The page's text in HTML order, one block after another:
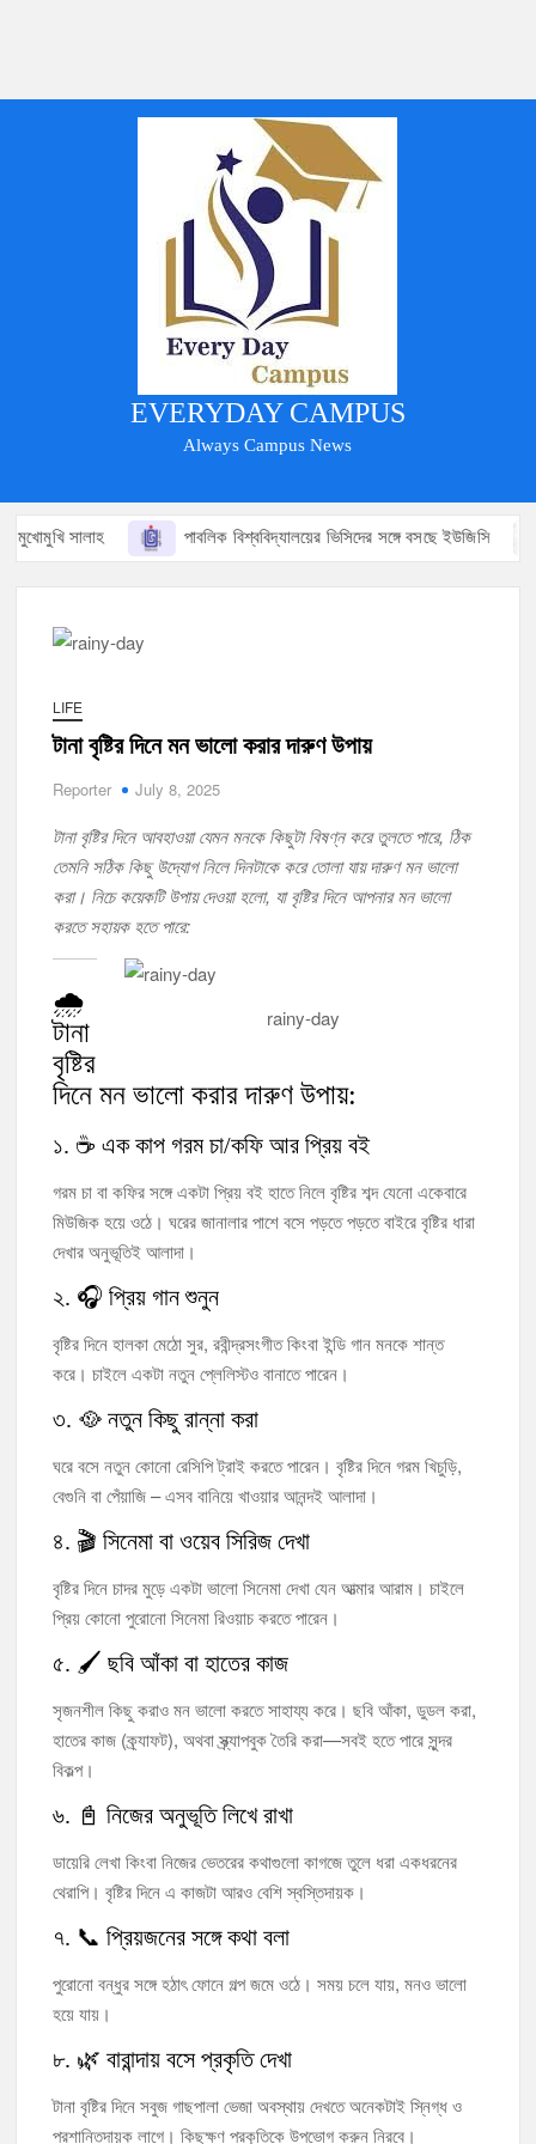
EVERYDAY CAMPUS
Always Campus News
সালাহ পাবলিক বিশ্ববিদ্যালয়ের ভিসিদের সঙ্গে বসছে ইউজিসি
LIFE
টানা বৃষ্টির দিনে মন ভালো করার দারুণ উপায়
Reporter July 8, 2025
টানা বৃষ্টির দিনে আবহাওয়া যেমন মনকে কিছুটা বিষণ্ন করে তুলতে পারে, ঠিক
তেমনি সঠিক কিছু উদ্যোগ নিলে দিনটাকে করে তোলা যায় দারুণ মন ভালো
করা। নিচে কয়েকটি উপায় দেওয়া হলো, যা বৃষ্টির দিনে আপনার মন ভালো
করতে সহায়ক হতে পারে:
rainy-day
🌧️
টানা
বৃষ্টির
দিনে মন ভালো করার দারুণ উপায়:
১. ☕ এক কাপ গরম চা/কফি আর প্রিয় বই
গরম চা বা কফির সঙ্গে একটা প্রিয় বই হাতে নিলে বৃষ্টির শব্দ যেনো একেবারে
মিউজিক হয়ে ওঠে। ঘরের জানালার পাশে বসে পড়তে পড়তে বাইরে বৃষ্টির ধারা
দেখার অনুভূতিই আলাদা।
২. 🎧 প্রিয় গান শুনুন
বৃষ্টির দিনে হালকা মেঠো সুর, রবীন্দ্রসংগীত কিংবা ইন্ডি গান মনকে শান্ত
করে। চাইলে একটা নতুন প্লেলিস্টও বানাতে পারেন।
৩. 🥘 নতুন কিছু রান্না করা
ঘরে বসে নতুন কোনো রেসিপি ট্রাই করতে পারেন। বৃষ্টির দিনে গরম খিচুড়ি,
বেগুনি বা পেঁয়াজি – এসব বানিয়ে খাওয়ার আনন্দই আলাদা।
৪. 🎬 সিনেমা বা ওয়েব সিরিজ দেখা
বৃষ্টির দিনে চাদর মুড়ে একটা ভালো সিনেমা দেখা যেন আত্মার আরাম। চাইলে
প্রিয় কোনো পুরোনো সিনেমা রিওয়াচ করতে পারেন।
৫. 🖌️ ছবি আঁকা বা হাতের কাজ
সৃজনশীল কিছু করাও মন ভালো করতে সাহায্য করে। ছবি আঁকা, ডুডল করা,
হাতের কাজ (ক্র্যাফট), অথবা স্ক্র্যাপবুক তৈরি করা—সবই হতে পারে সুন্দর
বিকল্প।
৬. 📓 নিজের অনুভূতি লিখে রাখা
ডায়েরি লেখা কিংবা নিজের ভেতরের কথাগুলো কাগজে তুলে ধরা একধরনের
থেরাপি। বৃষ্টির দিনে এ কাজটা আরও বেশি স্বস্তিদায়ক।
৭. 📞 প্রিয়জনের সঙ্গে কথা বলা
পুরোনো বন্ধুর সঙ্গে হঠাৎ ফোনে গল্প জমে ওঠে। সময় চলে যায়, মনও ভালো
হয়ে যায়।
৮. 🌿 বারান্দায় বসে প্রকৃতি দেখা
টানা বৃষ্টির দিনে সবুজ গাছপালা ভেজা অবস্থায় দেখতে অনেকটাই স্নিগ্ধ ও
প্রশান্তিদায়ক লাগে। কিছুক্ষণ প্রকৃতিকে উপভোগ করুন নিরবে।